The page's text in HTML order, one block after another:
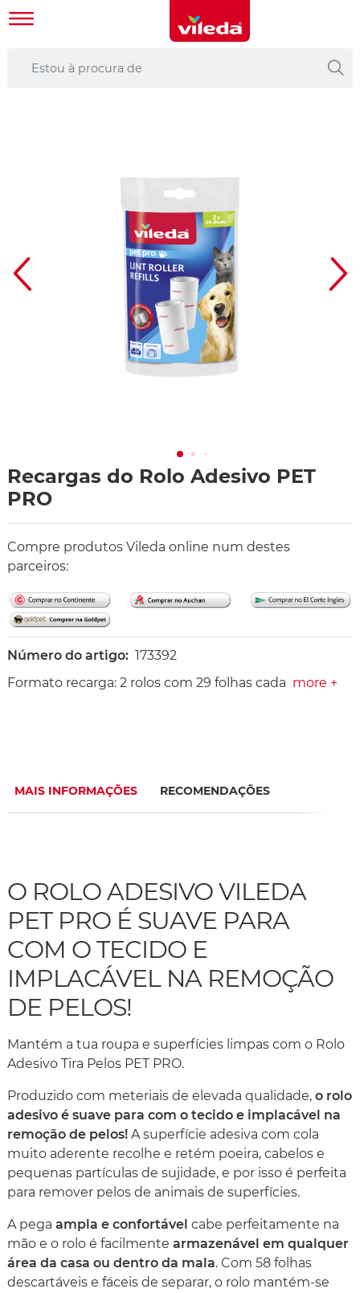
Recargas do Rolo Adesivo PET
PRO
Compre produtos Vileda online num destes
parceiros:
Número do artigo: 173392
Formato recarga: 2 rolos com 29 folhas cada more +
MAIS INFORMAÇÕES RECOMENDAÇÕES
O ROLO ADESIVO VILEDA
PET PRO É SUAVE PARA
COM O TECIDO E
IMPLACÁVEL NA REMOÇÃO
DE PELOS!
Mantém a tua roupa e superfícies limpas com o Rolo
Adesivo Tira Pelos PET PRO.
Produzido com meteriais de elevada qualidade, o rolo
adesivo é suave para com o tecido e implacável na
remoção de pelos! A superfície adesiva com cola
muito aderente recolhe e retém poeira, cabelos e
pequenas partículas de sujidade, e por isso é perfeita
para remover pelos de animais de superfícies.
A pega ampla e confortável cabe perfeitamente na
mão e o rolo é facilmente armazenável em qualquer
área da casa ou dentro da mala. Com 58 folhas
descartáveis ​​e fáceis de separar, o rolo mantém-se